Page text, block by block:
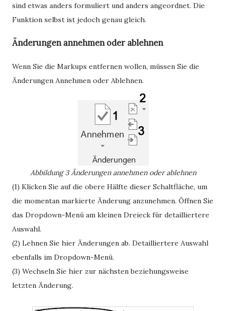
sind etwas anders formuliert und anders angeordnet. Die
Funktion selbst ist jedoch genau gleich.
Änderungen annehmen oder ablehnen
Wenn Sie die Markups entfernen wollen, müssen Sie die
Änderungen Annehmen oder Ablehnen.
Abbildung 3 Änderungen annehmen oder ablehnen
(1) Klicken Sie auf die obere Hälfte dieser Schaltfläche, um
die momentan markierte Änderung anzunehmen. Öffnen Sie
das Dropdown-Menü am kleinen Dreieck für detailliertere
Auswahl.
(2) Lehnen Sie hier Änderungen ab. Detailliertere Auswahl
ebenfalls im Dropdown-Menü.
(3) Wechseln Sie hier zur nächsten beziehungsweise
letzten Änderung.